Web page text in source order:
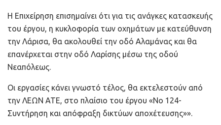
Η Επιχείρηση επισημαίνει ότι για τις ανάγκες κατασκευής
του έργου, η κυκλοφορία των οχημάτων με κατεύθυνση
την Λάρισα, θα ακολουθεί την οδό Αλαμάνας και θα
επανέρχεται στην οδό Λαρίσης μέσω της οδού
Νεαπόλεως.
Οι εργασίες κάνει γνωστό τέλος, θα εκτελεστούν από
την ΛΕΩΝ ΑΤΕ, στο πλαίσιο του έργου «Νο 124-
Συντήρηση και απόφραξη δικτύων αποχέτευσης»».